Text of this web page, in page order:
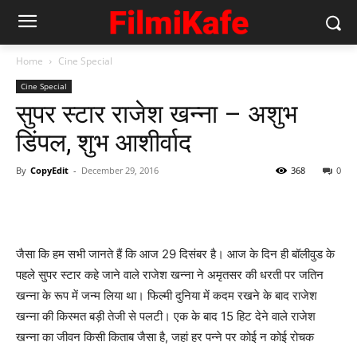
Home Cine Special
Cine Special
सुपर स्‍टार राजेश खन्‍ना – अशुभ
डिंपल, शुभ आशीर्वाद
By CopyEdit - December 29, 2016 0
368
जैसा कि हम सभी जानते हैं कि आज 29 दिसंबर है। आज के दिन ही बॉलीवुड के
पहले सुपर स्‍टार कहे जाने वाले राजेश खन्‍ना ने अमृतसर की धरती पर जतिन
खन्‍ना के रूप में जन्‍म लिया था। फिल्‍मी दुनिया में कदम रखने के बाद राजेश
खन्‍ना की किस्‍मत बड़ी तेजी से पलटी। एक के बाद 15 हिट देने वाले राजेश
खन्‍ना का जीवन किसी किताब जैसा है, जहां हर पन्‍ने पर कोई न कोई रोचक